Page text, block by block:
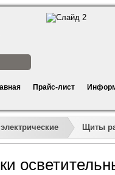
Прайс-лист
Щиты